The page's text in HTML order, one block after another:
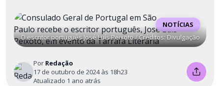
NOTÍCIAS
O escritor português José Luís Peixoto / Créditos: Divulgação
Por Redação
17 de outubro de 2024 às 18h23
Atualizado 1 ano atrás